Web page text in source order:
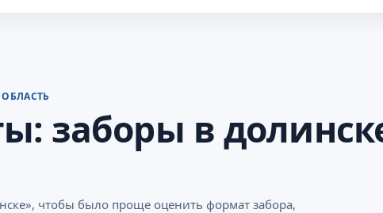
заборы в
чтобы было проще оценить формат забора,